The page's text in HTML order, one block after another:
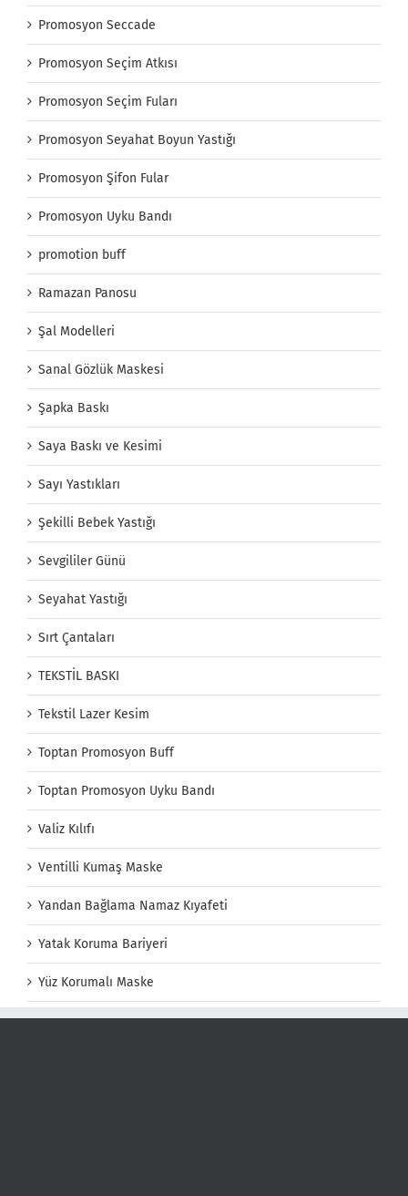
Promosyon Seccade
Promosyon Seçim Atkısı
Promosyon Seçim Fuları
Promosyon Seyahat Boyun Yastığı
Promosyon Şifon Fular
Promosyon Uyku Bandı
promotion buff
Ramazan Panosu
Şal Modelleri
Sanal Gözlük Maskesi
Şapka Baskı
Saya Baskı ve Kesimi
Sayı Yastıkları
Şekilli Bebek Yastığı
Sevgililer Günü
Seyahat Yastığı
Sırt Çantaları
TEKSTİL BASKI
Tekstil Lazer Kesim
Toptan Promosyon Buff
Toptan Promosyon Uyku Bandı
Valiz Kılıfı
Ventilli Kumaş Maske
Yandan Bağlama Namaz Kıyafeti
Yatak Koruma Bariyeri
Yüz Korumalı Maske